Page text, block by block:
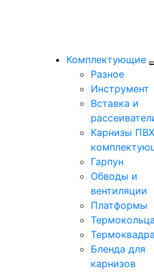
Комплектующие
Разное
Инструмент
Вставка и
Карнизы
Гарпун
Обводы и
вентиляции
Платформы
Термокольца
Бленда для
карнизов